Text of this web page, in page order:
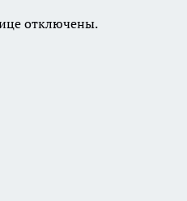
отключены.